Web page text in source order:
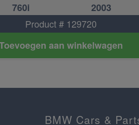
760i
2003
Product # 129720
aan winkelwagen
BMW Cars &